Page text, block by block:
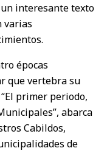
interesante texto
varias
épocas
que vertebra su
primer periodo,
abarca
Cabildos,
de